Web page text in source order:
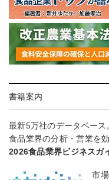
書籍案内
最新5万社のデータベース
食品業界の分析・営業を
2026食品業界ビジネスガ
市